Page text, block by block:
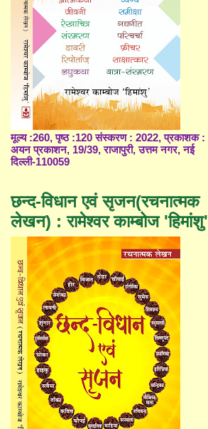
मूल्य :260, पृष्ठ :120 संस्करण : 2022, प्रकाशक :
अयन प्रकाशन, 19/39, राजापुरी, उत्तम नगर, नई
दिल्ली-110059
छन्द-विधान एवं सृजन(रचनात्मक
लेखन) : रामेश्वर काम्बोज 'हिमांशु'